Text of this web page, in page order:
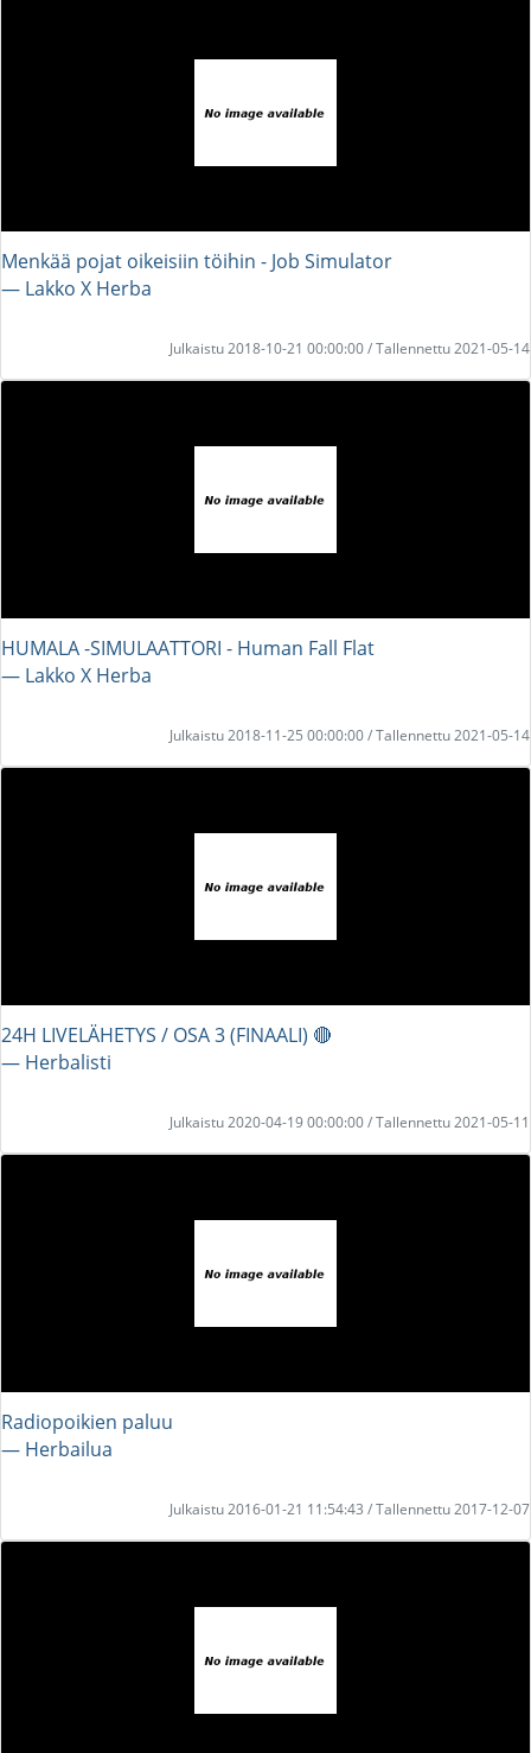
Menkää pojat oikeisiin töihin - Job Simulator
― Lakko X Herba
Julkaistu 2018-10-21 00:00:00 / Tallennettu 2021-05-14
HUMALA -SIMULAATTORI - Human Fall Flat
― Lakko X Herba
Julkaistu 2018-11-25 00:00:00 / Tallennettu 2021-05-14
24H LIVELÄHETYS / OSA 3 (FINAALI) 🔴
― Herbalisti
Julkaistu 2020-04-19 00:00:00 / Tallennettu 2021-05-11
Radiopoikien paluu
― Herbailua
Julkaistu 2016-01-21 11:54:43 / Tallennettu 2017-12-07